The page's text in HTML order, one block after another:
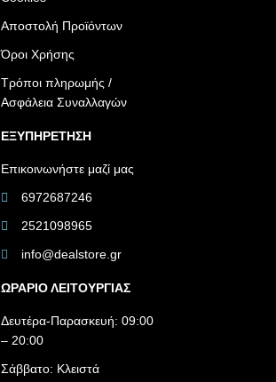
Αποστολή Προϊόντων
Όροι Χρήσης
Τρόποι πληρωμής /
Ασφάλεια Συναλλαγών
ΕΞΥΠΗΡΕΤΗΣΗ
Επικοινωνήστε μαζί μας
6972687246
2521098965
info@dealstore.gr
ΩΡΑΡΙΟ ΛΕΙΤΟΥΡΓΙΑΣ​
Δευτέρα-Παρασκευή: 09:00
– 20:00
Σάββατο: Κλειστά